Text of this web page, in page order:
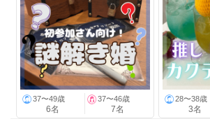
37〜49歳
6名
37〜46歳
7名
28〜38歳
3名